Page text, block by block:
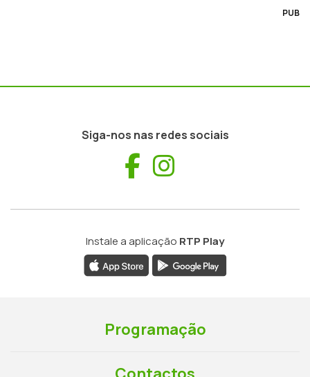
PUB
Siga-nos nas redes sociais
Facebook
Instale a aplicação RTP Play
Programação